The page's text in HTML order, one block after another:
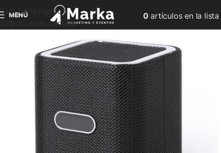
Skip to navigation
Skip to main content
MENÚ 0artículosen la lista